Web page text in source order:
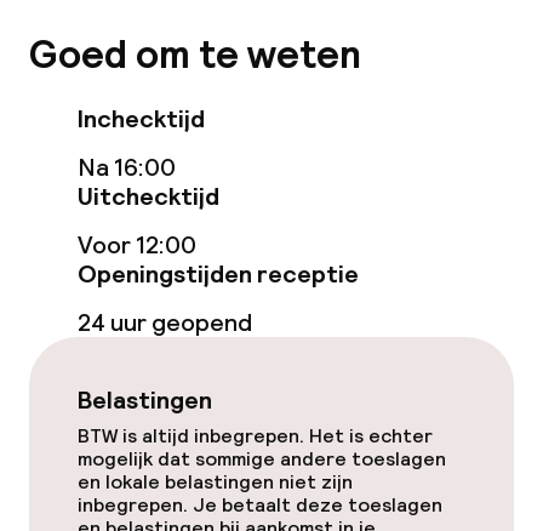
Schoonmaakvoorzieningen
Zakelijke faciliteiten
Vergaderruimte
Beleid
Goed om te weten
Inchecktijd
Na 16:00
Uitchecktijd
Voor 12:00
Openingstijden receptie
24 uur geopend
Belastingen
BTW is altijd inbegrepen. Het is echter
mogelijk dat sommige andere toeslagen
en lokale belastingen niet zijn
inbegrepen. Je betaalt deze toeslagen